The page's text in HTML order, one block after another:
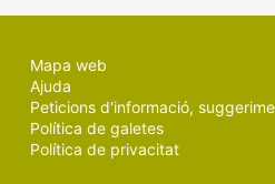
Mapa web
Ajuda
Peticions d'informació,
Política de galetes
Política de privacitat